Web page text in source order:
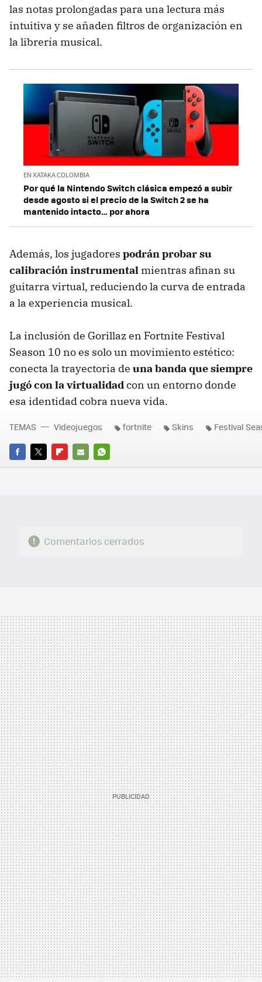
las notas prolongadas para una lectura más
intuitiva y se añaden filtros de organización en
la librería musical.
EN XATAKA COLOMBIA
Por qué la Nintendo Switch clásica empezó a subir
desde agosto si el precio de la Switch 2 se ha
mantenido intacto… por ahora
Además, los jugadores podrán probar su
calibración instrumental mientras afinan su
guitarra virtual, reduciendo la curva de entrada
a la experiencia musical.
La inclusión de Gorillaz en Fortnite Festival
Season 10 no es solo un movimiento estético:
conecta la trayectoria de una banda que siempre
jugó con la virtualidadcon un entorno donde
esa identidad cobra nueva vida.
FACEBOOK
TWITTERFLIPBOARD
E-
WHATSAPP
TEMAS Videojuegos fortnite Skins Festival
Comentarios cerrados